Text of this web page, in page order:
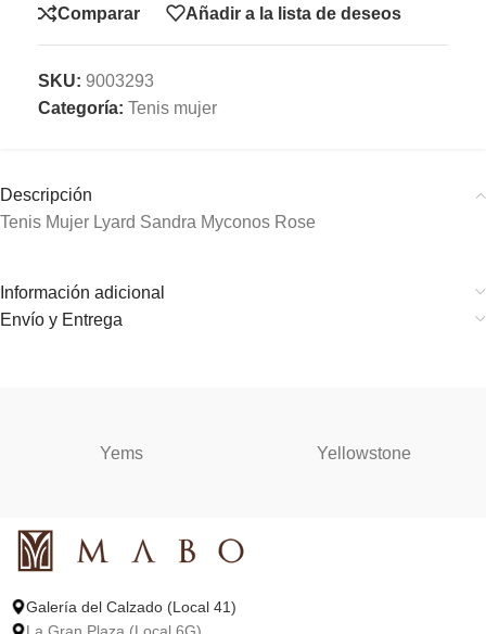
Comparar Añadir a la lista de deseos
SKU: 9003293
Categoría: Tenis mujer
Descripción
Tenis Mujer Lyard Sandra Myconos Rose
Información adicional
Envío y Entrega
Yems Yellowstone
Galería del Calzado (Local 41)